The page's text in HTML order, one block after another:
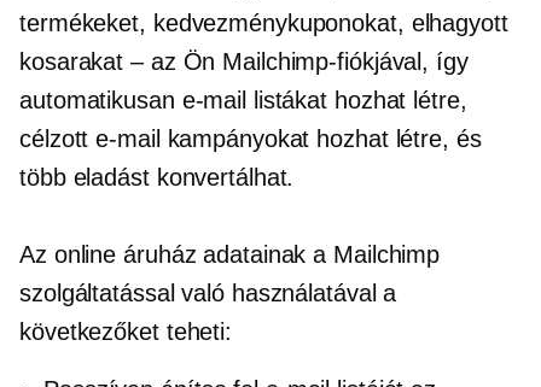
termékeket, kedvezménykuponokat, elhagyott
kosarakat – az Ön Mailchimp-fiókjával, így
automatikusan e-mail listákat hozhat létre,
célzott e-mail kampányokat hozhat létre, és
több eladást konvertálhat.
Az online áruház adatainak a Mailchimp
szolgáltatással való használatával a
következőket teheti: